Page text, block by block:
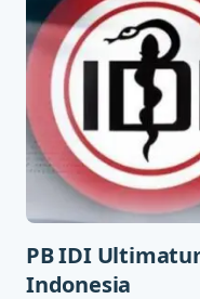
PB IDI
Indonesia